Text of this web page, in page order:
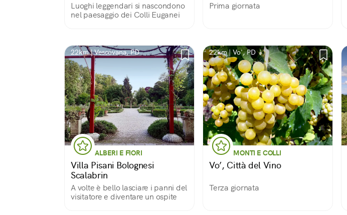
Luoghi leggendari si nascondono
nel paesaggio dei Colli Euganei
Prima giornata
22km | Vescovana, PD
ALBERI E FIORI
Villa Pisani Bolognesi
Scalabrin
A volte è bello lasciare i panni del
visitatore e diventare un ospite
22km | Vo', PD
MONTI E COLLI
Vo’, Città del Vino
Terza giornata